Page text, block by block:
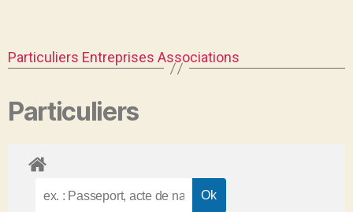
Particuliers Entreprises Associations
Particuliers